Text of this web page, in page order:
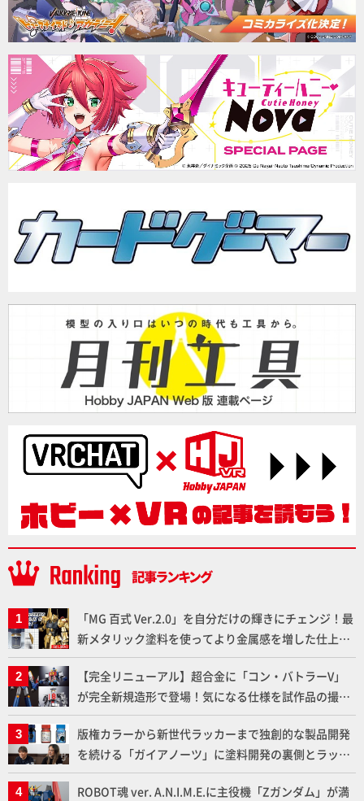
「MG 百式 Ver.2.0」を自分だけの輝きにチェンジ！最
新メタリック塗料を使ってより金属感を増した仕上が
りに!!【試し読み】
【完全リニューアル】超合金に「コン・バトラーV」
が完全新規造形で登場！気になる仕様を試作品の撮り
下ろしでご紹介!!さらに「大鉄人17」＆「ワンエイ
ト」セット情報もお届け！【超合金の魂】
版権カラーから新世代ラッカーまで独創的な製品開発
を続ける「ガイアノーツ」に塗料開発の裏側とラッカ
ー塗料の未来についてインタビュー！
ROBOT魂 ver. A.N.I.M.E.に主役機「Zガンダム」が満